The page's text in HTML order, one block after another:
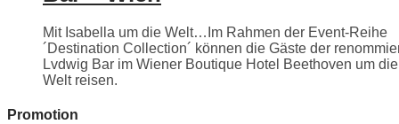
Mit Isabella um die Welt…Im Rahmen der Event-Reihe
´Destination Collection´ können die Gäste der
Lvdwig Bar im Wiener Boutique Hotel Beethoven um die
Welt reisen.
Promotion